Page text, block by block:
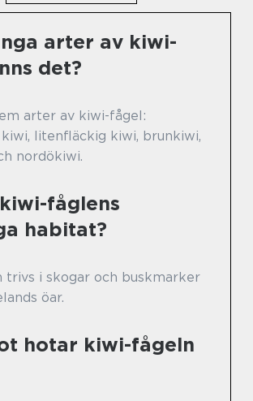
arter av kiwi-
det?
arter av kiwi-fågel:
litenfläckig kiwi, brunkiwi,
nordökiwi.
fåglens
habitat?
trivs i skogar och buskmarker
öar.
hotar kiwi-fågeln